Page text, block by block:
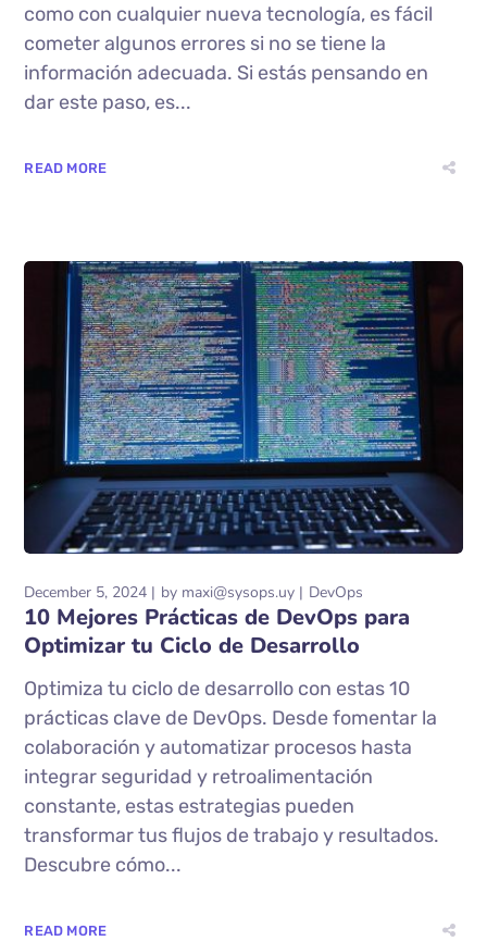
como con cualquier nueva tecnología, es fácil
cometer algunos errores si no se tiene la
información adecuada. Si estás pensando en
dar este paso, es...
READ MORE
December 5, 2024 by maxi@sysops.uy DevOps
10 Mejores Prácticas de DevOps para
Optimizar tu Ciclo de Desarrollo
Optimiza tu ciclo de desarrollo con estas 10
prácticas clave de DevOps. Desde fomentar la
colaboración y automatizar procesos hasta
integrar seguridad y retroalimentación
constante, estas estrategias pueden
transformar tus flujos de trabajo y resultados.
Descubre cómo...
READ MORE